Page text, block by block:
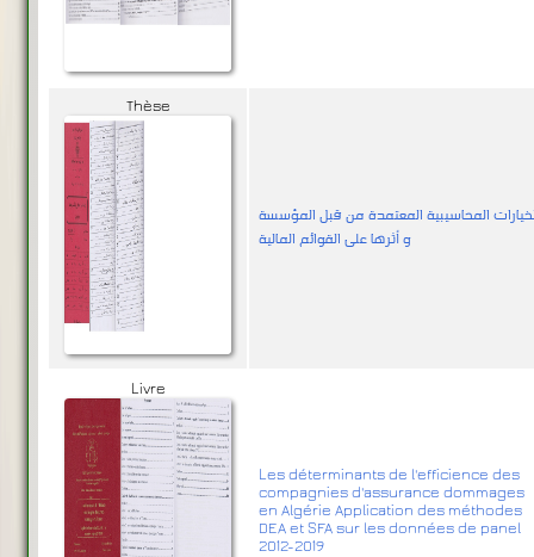
Thèse
المحاسيبية المعتمدة من قبل المؤسسة
و أثرها على القوائم المالية
Livre
Les déterminants de l'efficience des
compagnies d'assurance dommages
en Algérie Application des méthodes
DEA et SFA sur les données de panel
2012-2019